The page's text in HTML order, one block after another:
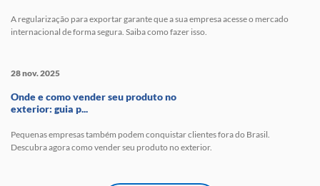
A regularização para exportar garante que a sua empresa acesse o mercado
internacional de forma segura. Saiba como fazer isso.
28 nov. 2025
Onde e como vender seu produto no
exterior: guia p...
Pequenas empresas também podem conquistar clientes fora do Brasil.
Descubra agora como vender seu produto no exterior.